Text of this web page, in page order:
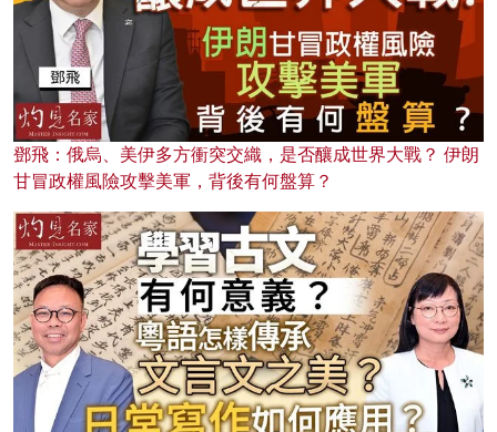
鄧飛：俄烏、美伊多方衝突交織，是否釀成世界大戰？ 伊朗
甘冒政權風險攻擊美軍，背後有何盤算？